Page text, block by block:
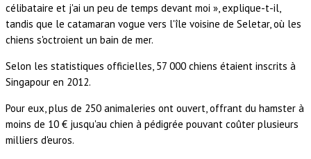
célibataire et j'ai un peu de temps devant moi », explique-t-il,
tandis que le catamaran vogue vers l'île voisine de Seletar, où les
chiens s'octroient un bain de mer.
Selon les statistiques officielles, 57 000 chiens étaient inscrits à
Singapour en 2012.
Pour eux, plus de 250 animaleries ont ouvert, offrant du hamster à
moins de 10 € jusqu'au chien à pédigrée pouvant coûter plusieurs
milliers d'euros.